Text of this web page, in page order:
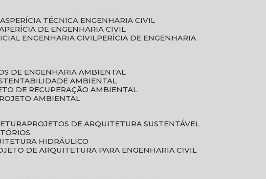
PERÍCIA TÉCNICA ENGENHARIA CIVIL
PERÍCIA DE ENGENHARIA CIVIL
ENGENHARIA CIVIL
PERÍCIA DE ENGENHARIA
DE ENGENHARIA AMBIENTAL
AMBIENTAL
DE RECUPERAÇÃO AMBIENTAL
PROJETO AMBIENTAL
PROJETOS DE ARQUITETURA SUSTENTÁVEL
HIDRÁULICO
DE ARQUITETURA PARA ENGENHARIA CIVIL